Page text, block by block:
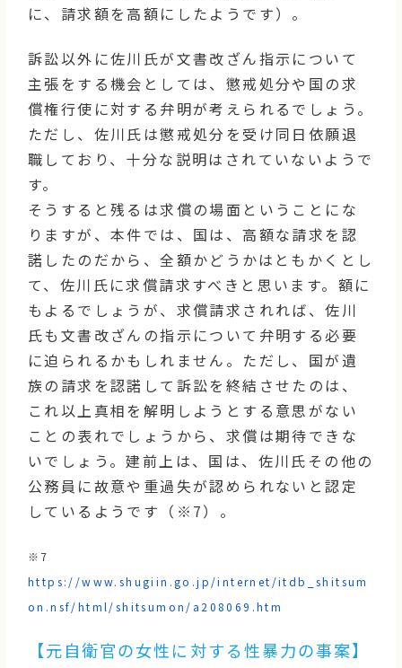
に、請求額を高額にしたようです）。
訴訟以外に佐川氏が文書改ざん指示について
主張をする機会としては、懲戒処分や国の求
償権行使に対する弁明が考えられるでしょう。
ただし、佐川氏は懲戒処分を受け同日依願退
職しており、十分な説明はされていないようで
す。
そうすると残るは求償の場面ということにな
りますが、本件では、国は、高額な請求を認
諾したのだから、全額かどうかはともかくとし
て、佐川氏に求償請求すべきと思います。額に
もよるでしょうが、求償請求されれば、佐川
氏も文書改ざんの指示について弁明する必要
に迫られるかもしれません。ただし、国が遺
族の請求を認諾して訴訟を終結させたのは、
これ以上真相を解明しようとする意思がない
ことの表れでしょうから、求償は期待できな
いでしょう。建前上は、国は、佐川氏その他の
公務員に故意や重過失が認められないと認定
しているようです（※7）。
※7
https://www.shugiin.go.jp/internet/itdb_shitsum
on.nsf/html/shitsumon/a208069.htm
【元自衛官の女性に対する性暴力の事案】